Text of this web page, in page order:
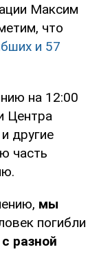
Максим
что
и 57
на 12:00
Центра
другие
часть
мы
погибли
с разной